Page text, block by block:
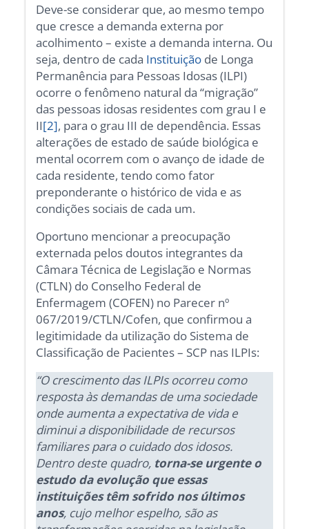
Deve-se considerar que, ao mesmo tempo
que cresce a demanda externa por
acolhimento – existe a demanda interna. Ou
seja, dentro de cada Instituição de Longa
Permanência para Pessoas Idosas (ILPI)
ocorre o fenômeno natural da “migração”
das pessoas idosas residentes com grau I e
II[2], para o grau III de dependência. Essas
alterações de estado de saúde biológica e
mental ocorrem com o avanço de idade de
cada residente, tendo como fator
preponderante o histórico de vida e as
condições sociais de cada um.
Oportuno mencionar a preocupação
externada pelos doutos integrantes da
Câmara Técnica de Legislação e Normas
(CTLN) do Conselho Federal de
Enfermagem (COFEN) no Parecer nº
067/2019/CTLN/Cofen, que confirmou a
legitimidade da utilização do Sistema de
Classificação de Pacientes – SCP nas ILPIs:
“O crescimento das ILPIs ocorreu como
resposta às demandas de uma sociedade
onde aumenta a expectativa de vida e
diminui a disponibilidade de recursos
familiares para o cuidado dos idosos.
Dentro deste quadro, torna-se urgente o
estudo da evolução que essas
instituições têm sofrido nos últimos
anos, cujo melhor espelho, são as